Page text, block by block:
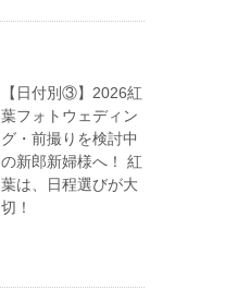
【日付別③】2026紅
葉フォトウェディン
グ・前撮りを検討中
の新郎新婦様へ！ 紅
葉は、日程選びが大
切！